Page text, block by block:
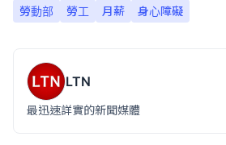
勞動部 勞工 月薪 身心障礙
LTN
最迅速詳實的新聞媒體